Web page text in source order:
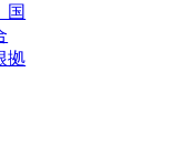
国
拠